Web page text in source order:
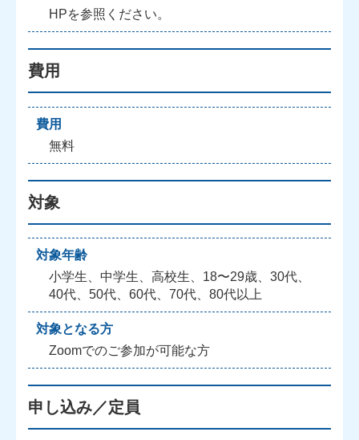
HPを参照ください。
費用
費用
無料
対象
対象年齢
小学生、中学生、高校生、18〜29歳、30代、
40代、50代、60代、70代、80代以上
対象となる方
Zoomでのご参加が可能な方
申し込み／定員